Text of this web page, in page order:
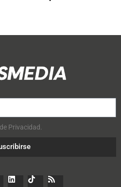
Privacidad.